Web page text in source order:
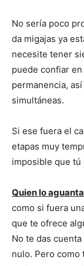
No sería poco
da migajas ya
necesite tener
puede confiar
permanencia,
simultáneas.
Si ese fuera el
etapas muy
imposible que tú
Quien lo
como si fuera
que te ofrece
No te das
nulo. Pero como